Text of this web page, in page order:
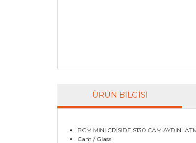
ÜRÜN BILGISI
BCM MINI CRISIDE S130 CAM
Cam / Glass